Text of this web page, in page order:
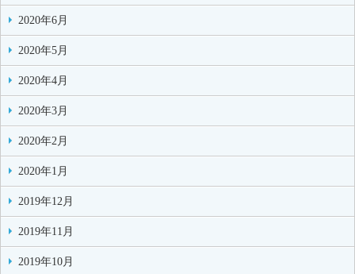
2020年6月
2020年5月
2020年4月
2020年3月
2020年2月
2020年1月
2019年12月
2019年11月
2019年10月